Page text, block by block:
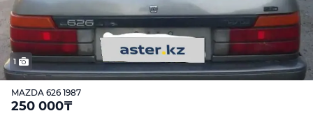
1
MAZDA 626 1987
250 000₸